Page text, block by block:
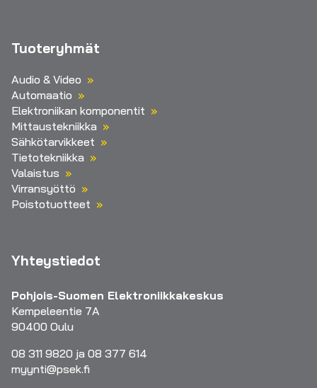
Tuoteryhmät
Audio & Video
Automaatio
Elektroniikan komponentit
Mittaustekniikka
Sähkötarvikkeet
Tietotekniikka
Valaistus
Virransyöttö
Poistotuotteet
Yhteystiedot
Pohjois-Suomen Elektroniikkakeskus
Kempeleentie 7A
90400 Oulu
08 311 9820 ja 08 377 614
myynti@psek.fi